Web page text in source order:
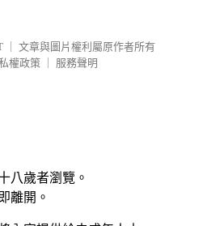
文章與圖片權利屬原作者所有
權政策
服務聲明
八歲者瀏覽。
離開。